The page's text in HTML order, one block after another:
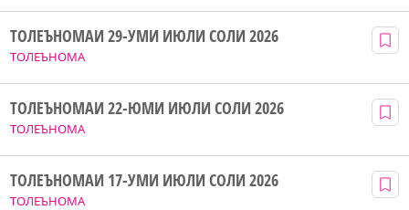
ТОЛЕЪНОМА
ТОЛЕЪНОМАИ 29-УМИ ИЮЛИ СОЛИ 2026
ТОЛЕЪНОМА
ТОЛЕЪНОМАИ 22-ЮМИ ИЮЛИ СОЛИ 2026
ТОЛЕЪНОМА
ТОЛЕЪНОМАИ 17-УМИ ИЮЛИ СОЛИ 2026